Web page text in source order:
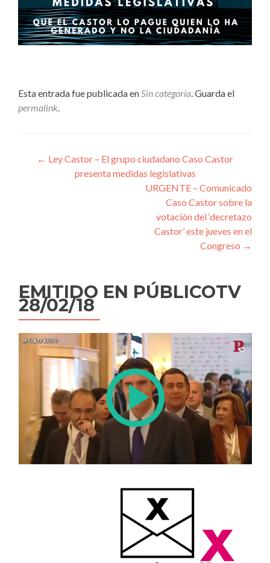
Esta entrada fue publicada enSin categoría. Guarda el
permalink.
Navegación
← Ley Castor – El grupo ciudadano Caso Castor
presenta medidas legislativas
URGENTE – Comunicado
Caso Castor sobre la
votación del ‘decretazo
Castor’ este jueves en el
Congreso →
EMITIDO EN PÚBLICOTV
28/02/18